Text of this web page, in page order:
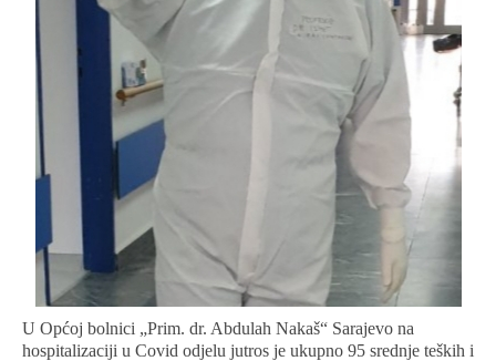
U Općoj bolnici „Prim. dr. Abdulah Nakaš“ Sarajevo na
hospitalizaciji u Covid odjelu jutros je ukupno 95 srednje teških i